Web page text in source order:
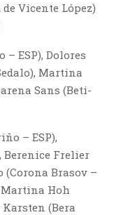
Vicente López)
ESP), Dolores
Martina
Sans (Beti-
– ESP),
Berenice Frelier
(Corona Brasov –
Martina Hoh
(Bera